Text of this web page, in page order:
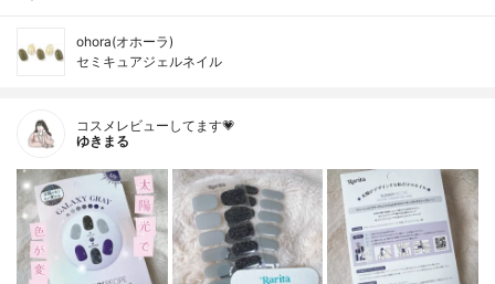
ohora(オホーラ)
セミキュアジェルネイル
コスメレビューしてます💗
ゆきまる